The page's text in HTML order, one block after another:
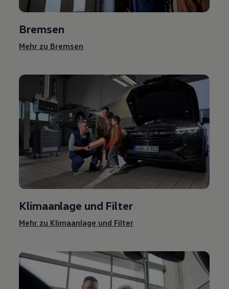
Bremsen
Mehr zu Bremsen
Klimaanlage und Filter
Mehr zu Klimaanlage und Filter